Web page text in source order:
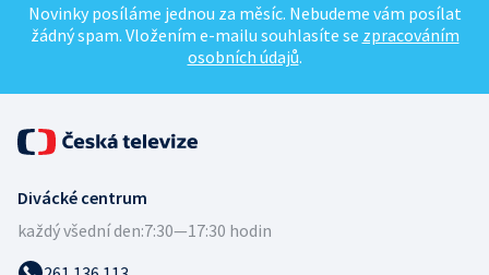
Novinky posíláme jednou za měsíc. Nebudeme vám posílat
žádný spam. Vložením e-mailu souhlasíte se zpracováním
osobních údajů.